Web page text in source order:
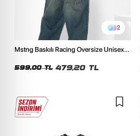
2
Mstng Baskılı Racing Oversize Unisex
599,00 TL 479,20 TL